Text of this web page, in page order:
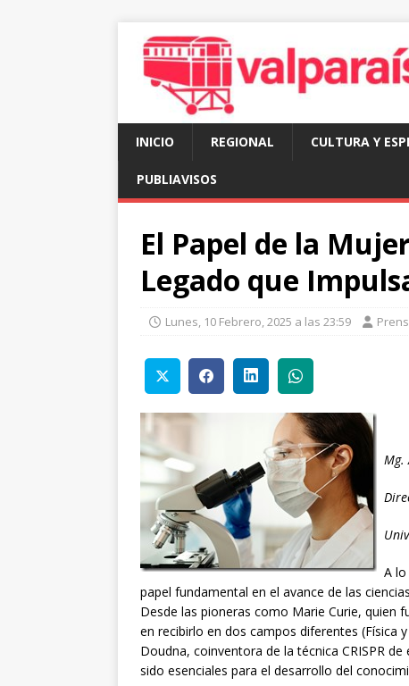
INICIO REGIONAL CULTURA Y
PUBLIAVISOS
El Papel de la
Legado que
Lunes, 10 Febrero, 2025 a las 23:59
Mg.
A
papel fundamental en el avance de las
Desde las pioneras como Marie Curie, quien
en recibirlo en dos campos diferentes (Física
Doudna, coinventora de la técnica CRISPR
sido esenciales para el desarrollo del